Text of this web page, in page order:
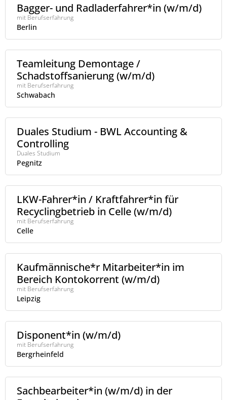
Bagger- und Radladerfahrer*in (w/m/d)
mit Berufserfahrung
Berlin
Teamleitung Demontage /
Schadstoffsanierung (w/m/d)
mit Berufserfahrung
Schwabach
Duales Studium - BWL Accounting &
Controlling
Duales Studium
Pegnitz
LKW-Fahrer*in / Kraftfahrer*in für
Recyclingbetrieb in Celle (w/m/d)
mit Berufserfahrung
Celle
Kaufmännische*r Mitarbeiter*in im
Bereich Kontokorrent (w/m/d)
mit Berufserfahrung
Leipzig
Disponent*in (w/m/d)
mit Berufserfahrung
Bergrheinfeld
Sachbearbeiter*in (w/m/d) in der